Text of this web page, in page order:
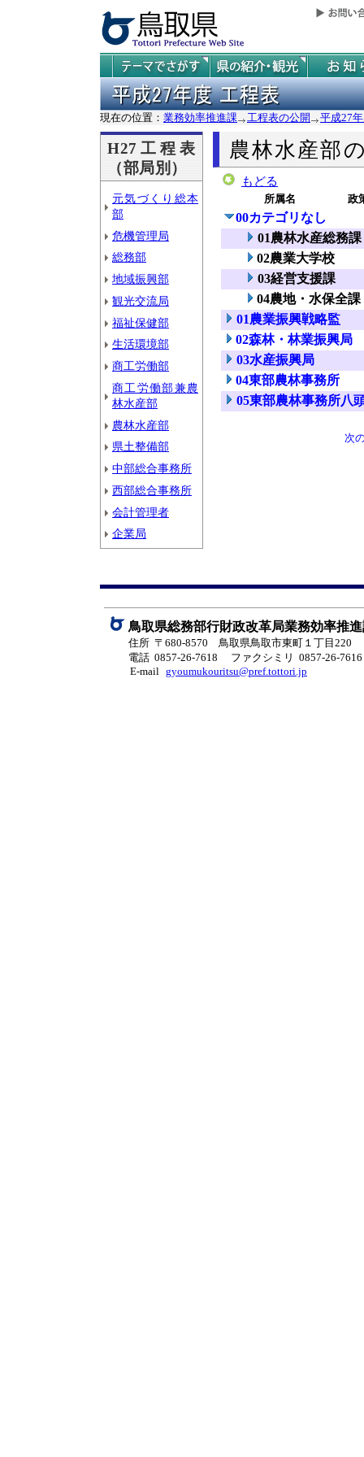
現在の位置： 業務効率推進課 工程表の公開 平成27
H27工程表
（部局別）
元気づくり総本
部
危機管理局
総務部
地域振興部
観光交流局
福祉保健部
生活環境部
商工労働部
商工労働部兼農
林水産部
農林水産部
県土整備部
中部総合事務所
西部総合事務所
会計管理者
企業局
農林水産部
もどる
所属名 政
00カテゴリなし
01農林水産総務課
02農業大学校
03経営支援課
04農地・水保全課
01農業振興戦略監
02森林・林業振興局
03水産振興局
04東部農林事務所
05東部農林事務所八
次
鳥取県総務部行財政改革局業務効率推
住所 〒680-8570 鳥取県鳥取市東町１丁目220
電話 0857-26-7618
ファクシミリ 0857-26-7616
E-mail gyoumukouritsu@pref.tottori.jp